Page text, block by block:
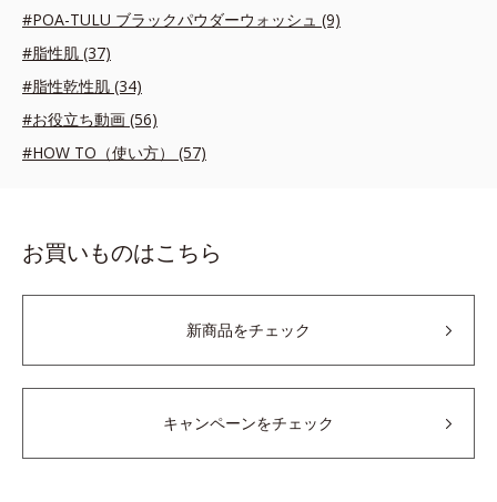
#POA-TULU ブラックパウダーウォッシュ (9)
#脂性肌 (37)
#脂性乾性肌 (34)
#お役立ち動画 (56)
#HOW TO（使い方） (57)
お買いものはこちら
新商品をチェック
キャンペーンをチェック